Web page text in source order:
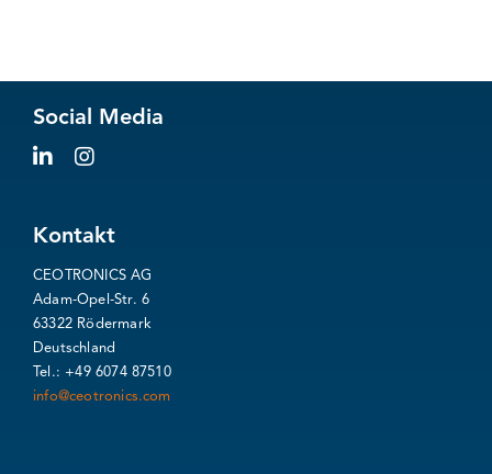
Social Media
Kontakt
CEOTRONICS AG
Adam-Opel-Str. 6
63322 Rödermark
Deutschland
Tel.: +49 6074 87510
info@ceotronics.com